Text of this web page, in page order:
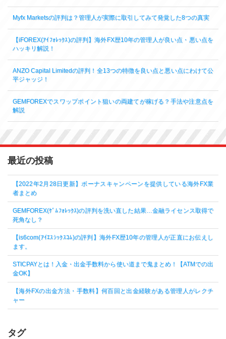
Myfx Marketsの評判は？管理人が実際に取引してみて発覚した8つの真実
【iFOREX(ｱｲﾌｫﾚｯｸｽ)の評判】海外FX歴10年の管理人が良い点・悪い点を
ハッキリ解説！
ANZO Capital Limitedの評判！全13つの特徴を良い点と悪い点にわけて公
平ジャッジ！
GEMFOREXでスワップポイント狙いの両建てが稼げる？手法や注意点を
解説
最近の投稿
【2022年2月28日更新】ボーナスキャンペーンを提供している海外FX業
者まとめ
GEMFOREX(ｹﾞﾑﾌｫﾚｯｸｽ)の評判を洗い直した結果…金融ライセンス取得で
死角なし？
【is6com(ｱｲｴｽｼｯｸｽｺﾑ)の評判】海外FX歴10年の管理人が正直にお伝えし
ます。
STICPAYとは！入金・出金手数料から使い道まで鬼まとめ！【ATMでの出
金OK】
【海外FXの出金方法・手数料】何百回と出金経験がある管理人がレクチ
ャー
タグ